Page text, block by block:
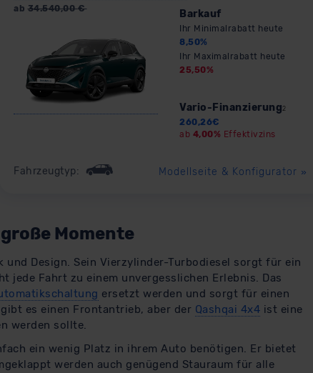
ab 34.540,00€ Barkauf
Ihr Minimalrabatt heute
8,50%
Ihr Maximalrabatt heute
25,50%
Vario-Finanzierung 2
260,26€
ab 4,00% Effektivzins
Fahrzeugtyp: Modellseite & Konfigurator »
Momente
und Design. Sein Vierzylinder-Turbodiesel sorgt für ein
jede Fahrt zu einem unvergesslichen Erlebnis. Das
ersetzt werden und sorgt für einen
es einen Frontantrieb, aber der Qashqai 4x4 ist eine
werden sollte.
ein wenig Platz in ihrem Auto benötigen. Er bietet
werden auch genügend Stauraum für alle